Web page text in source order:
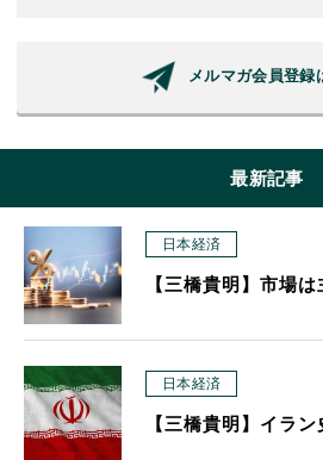
メルマガ会員登録
最新記事
日本経済
【三橋貴明】市場
日本経済
【三橋貴明】イラ